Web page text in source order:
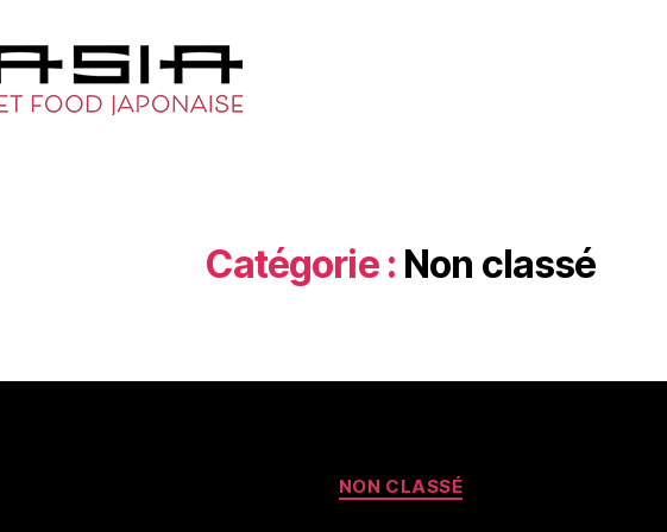
Catégorie : Non classé
NON CLASSÉ